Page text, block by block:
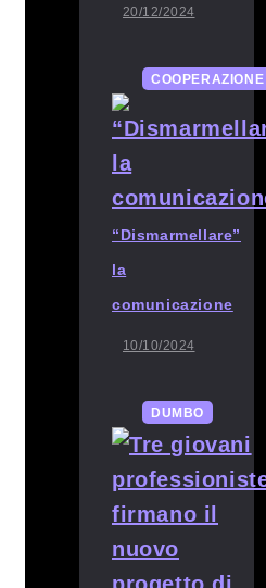
20/12/2024
COOPERAZIONE
“Dismarmellare”
la
comunicazione
10/10/2024
DUMBO